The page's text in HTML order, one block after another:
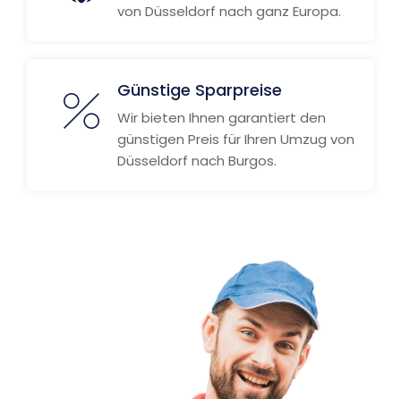
von Düsseldorf nach ganz Europa.
Günstige Sparpreise
Wir bieten Ihnen garantiert den
günstigen Preis für Ihren Umzug von
Düsseldorf nach Burgos.